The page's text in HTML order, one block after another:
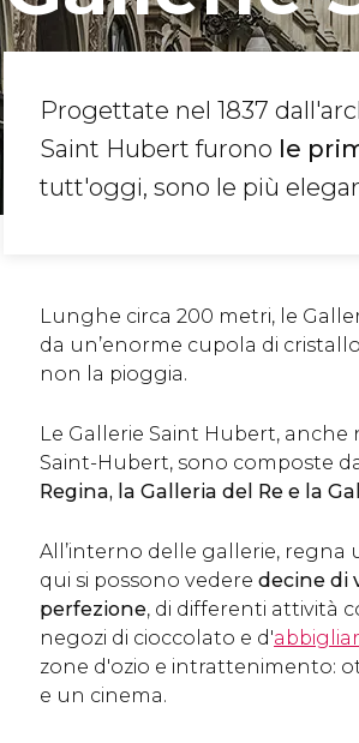
Progettate nel 1837
Saint Hubert furono le
tutt'oggi, sono le più
Lunghe circa 200 metri, le
da un’enorme cupola di
non la pioggia.
Le Gallerie Saint Hubert,
Saint-Hubert‎, sono composte
Regina, la Galleria del Re e la
All’interno delle gallerie,
qui si possono vedere decine di
perfezione, di differenti attività
negozi di cioccolato e d'
zone d'ozio e intrattenimento:
e un cinema.